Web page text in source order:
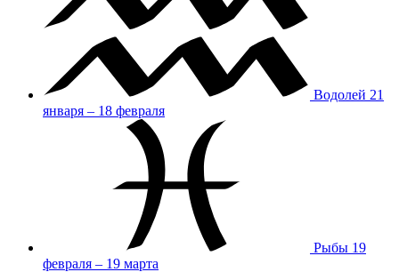
Водолей 21
января – 18 февраля
Рыбы 19
февраля – 19 марта